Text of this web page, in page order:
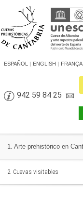
ESPAÑOL ENGLISH
942 59 84 25
1. Arte prehistórico en
2. Cuevas visitables